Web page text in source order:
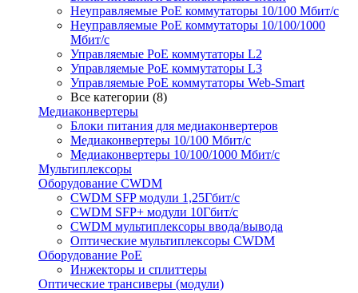
Неуправляемые PoE коммутаторы 10/100 Мбит/с
Неуправляемые PoE коммутаторы 10/100/1000
Мбит/с
Управляемые PoE коммутаторы L2
Управляемые PoE коммутаторы L3
Управляемые PoE коммутаторы Web-Smart
Все категории (8)
Медиаконвертеры
Блоки питания для медиаконвертеров
Медиаконвертеры 10/100 Мбит/с
Медиаконвертеры 10/100/1000 Мбит/c
Мультиплексоры
Оборудование CWDM
CWDM SFP модули 1,25Гбит/с
CWDM SFP+ модули 10Гбит/с
CWDM мультиплексоры ввода/вывода
Оптические мультиплексоры CWDM
Оборудование PoE
Инжекторы и сплиттеры
Оптические трансиверы (модули)